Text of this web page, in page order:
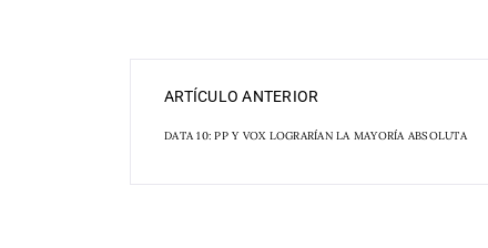
ARTÍCULO ANTERIOR
DATA 10: PP Y VOX LOGRARÍAN LA MAYORÍA ABSOLUTA